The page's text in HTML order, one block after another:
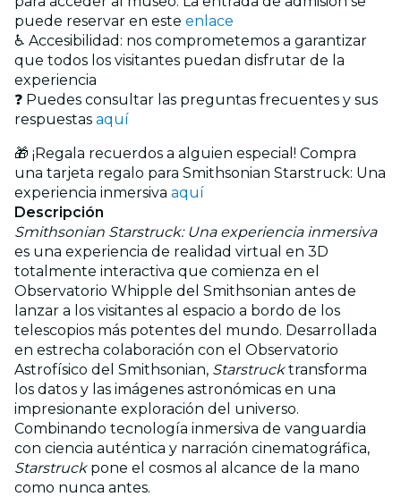
puede reservar en este enlace
♿ Accesibilidad: nos comprometemos a garantizar
que todos los visitantes puedan disfrutar de la
experiencia
❓ Puedes consultar las preguntas frecuentes y sus
respuestas aquí
🎁 ¡Regala recuerdos a alguien especial! Compra
una tarjeta regalo para Smithsonian Starstruck: Una
experiencia inmersiva aquí
Descripción
Smithsonian Starstruck: Una experiencia inmersiva
es una experiencia de realidad virtual en 3D
totalmente interactiva que comienza en el
Observatorio Whipple del Smithsonian antes de
lanzar a los visitantes al espacio a bordo de los
telescopios más potentes del mundo. Desarrollada
en estrecha colaboración con el Observatorio
Astrofísico del Smithsonian, Starstrucktransforma
los datos y las imágenes astronómicas en una
impresionante exploración del universo.
Combinando tecnología inmersiva de vanguardia
con ciencia auténtica y narración cinematográfica,
Starstruck pone el cosmos al alcance de la mano
como nunca antes.